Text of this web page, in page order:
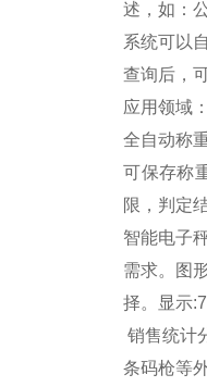
述，如：
系统可以
查询后，
应用领域
全自动称
可保存称
限，判定
智能电子
需求。图
择。显示
销售统计
条码枪等